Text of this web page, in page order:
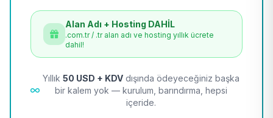
Alan Adı + Hosting DAHİL
.com.tr / .tr alan adı ve hosting yıllık ücrete
dahil!
Yıllık 50 USD + KDV dışında ödeyeceğiniz başka
bir kalem yok — kurulum, barındırma, hepsi
içeride.